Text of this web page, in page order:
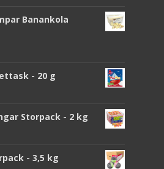
Banankola
- 20 g
Storpack - 2 kg
- 3,5 kg